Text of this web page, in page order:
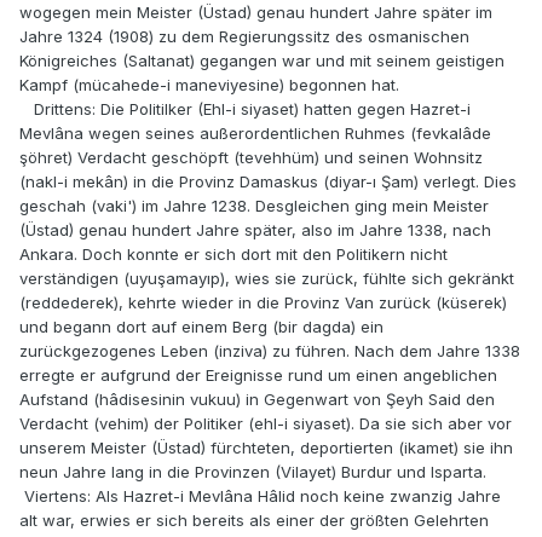
wogegen mein Meister (Üstad) genau hundert Jahre später im
Jahre 1324 (1908) zu dem Regierungssitz des osmanischen
Königreiches (Saltanat) gegangen war und mit seinem geistigen
Kampf (mücahede-i maneviyesine) begonnen hat.
Drittens: Die Politilker (Ehl-i siyaset) hatten gegen Hazret-i
Mevlâna wegen seines außerordentlichen Ruhmes (fevkalâde
şöhret) Verdacht geschöpft (tevehhüm) und seinen Wohnsitz
(nakl-i mekân) in die Provinz Damaskus (diyar-ı Şam) verlegt. Dies
geschah (vaki') im Jahre 1238. Desgleichen ging mein Meister
(Üstad) genau hundert Jahre später, also im Jahre 1338, nach
Ankara. Doch konnte er sich dort mit den Politikern nicht
verständigen (uyuşamayıp), wies sie zurück, fühlte sich gekränkt
(reddederek), kehrte wieder in die Provinz Van zurück (küserek)
und begann dort auf einem Berg (bir dagda) ein
zurückgezogenes Leben (inziva) zu führen. Nach dem Jahre 1338
erregte er aufgrund der Ereignisse rund um einen angeblichen
Aufstand (hâdisesinin vukuu) in Gegenwart von Şeyh Said den
Verdacht (vehim) der Politiker (ehl-i siyaset). Da sie sich aber vor
unserem Meister (Üstad) fürchteten, deportierten (ikamet) sie ihn
neun Jahre lang in die Provinzen (Vilayet) Burdur und Isparta.
Viertens: Als Hazret-i Mevlâna Hâlid noch keine zwanzig Jahre
alt war, erwies er sich bereits als einer der größten Gelehrten